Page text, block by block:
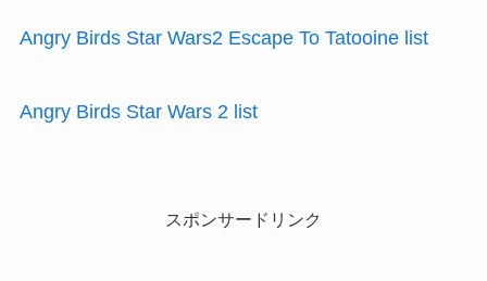
Angry Birds Star Wars2 Escape To Tatooine list
Angry Birds Star Wars 2 list
スポンサードリンク